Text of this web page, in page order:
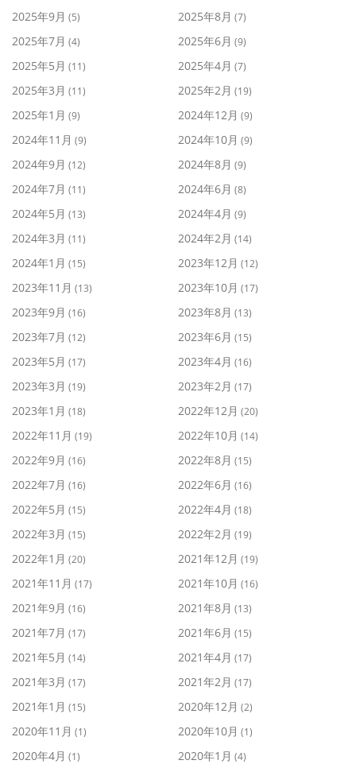
2025年9月 (5) 2025年8月 (7)
2025年7月 (4) 2025年6月 (9)
2025年5月 (11) 2025年4月 (7)
2025年3月 (11) 2025年2月 (19)
2025年1月 (9) 2024年12月 (9)
2024年11月 (9) 2024年10月 (9)
2024年9月 (12) 2024年8月 (9)
2024年7月 (11) 2024年6月 (8)
2024年5月 (13) 2024年4月 (9)
2024年3月 (11) 2024年2月 (14)
2024年1月 (15) 2023年12月 (12)
2023年11月 (13) 2023年10月 (17)
2023年9月 (16) 2023年8月 (13)
2023年7月 (12) 2023年6月 (15)
2023年5月 (17) 2023年4月 (16)
2023年3月 (19) 2023年2月 (17)
2023年1月 (18) 2022年12月 (20)
2022年11月 (19) 2022年10月 (14)
2022年9月 (16) 2022年8月 (15)
2022年7月 (16) 2022年6月 (16)
2022年5月 (15) 2022年4月 (18)
2022年3月 (15) 2022年2月 (19)
2022年1月 (20) 2021年12月 (19)
2021年11月 (17) 2021年10月 (16)
2021年9月 (16) 2021年8月 (13)
2021年7月 (17) 2021年6月 (15)
2021年5月 (14) 2021年4月 (17)
2021年3月 (17) 2021年2月 (17)
2021年1月 (15) 2020年12月 (2)
2020年11月 (1) 2020年10月 (1)
2020年4月 (1) 2020年1月 (4)